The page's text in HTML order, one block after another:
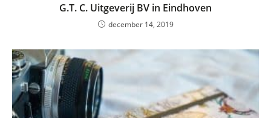
G.T. C. Uitgeverij BV in Eindhoven
december 14, 2019